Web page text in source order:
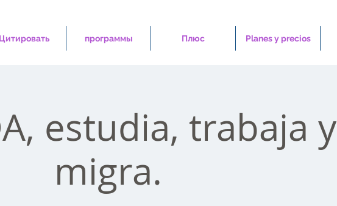
Цитировать программы Плюс Planes y precios
estudia, trabaja y
migra.